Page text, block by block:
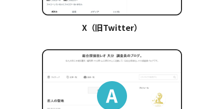
X（旧Twitter）